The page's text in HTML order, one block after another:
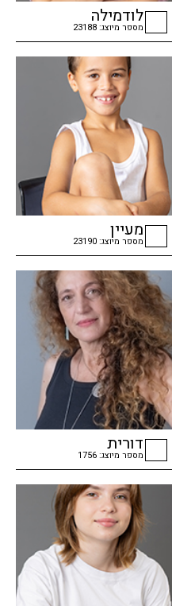
checkbox
לודמילה
מספר מיוצג: 23188
checkbox
מעיין
מספר מיוצג: 23190
checkbox
דורית
מספר מיוצג: 1756